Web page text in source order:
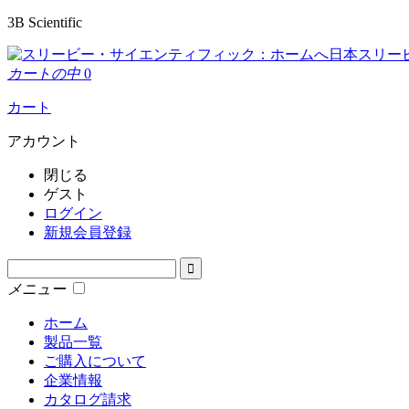
3B Scientific
日本スリー
カートの中 0
カート
アカウント
閉じる
ゲスト
ログイン
新規会員登録
メニュー
ホーム
製品一覧
ご購入について
企業情報
カタログ請求